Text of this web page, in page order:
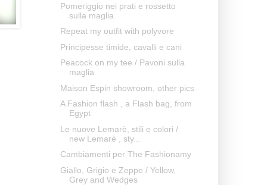
Pomeriggio nei prati e rossetto
sulla maglia
Repeat my outfit with polyvore
Principesse timide, cavalli e cani
Peacock on my tee / Pavoni sulla
maglia
Maison Espin showroom, other pics
A Fashion flash , a Flash bag, from
Egypt
Le nuove Lemarè, stili e colori /
new Lemarè , sty...
Cambiamenti per The Fashionamy
Giallo, Grigio e Zeppe / Yellow,
Grey and Wedges